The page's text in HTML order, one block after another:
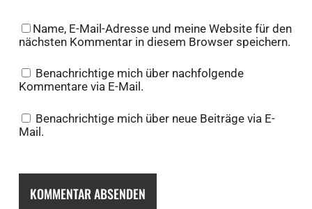
Name, E-Mail-Adresse und meine Website für den
nächsten Kommentar in diesem Browser speichern.
Benachrichtige mich über nachfolgende
Kommentare via E-Mail.
Benachrichtige mich über neue Beiträge via E-
Mail.